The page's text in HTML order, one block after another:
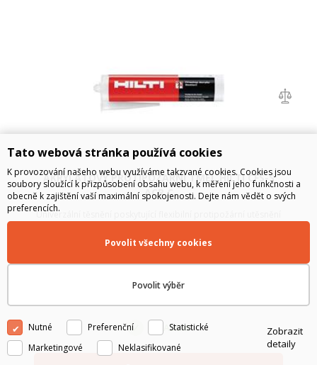
AKRYLATOVY PROTIPOZARNI TMEL HILTI CFS-S
ACR C
Univerzální těsnění poskytující flexibilní protipožární utěsnění
Zdivo, Sádrokarton, Dřevo; Rozsah teplot při aplikaci: 5 - 40
s DPH
SKLADEM
Tato webová stránka používá cookies
K provozování našeho webu využíváme takzvané cookies. Cookies jsou
soubory sloužící k přizpůsobení obsahu webu, k měření jeho funkčnosti a
obecně k zajištění vaší maximální spokojenosti. Dejte nám vědět o svých
preferencích.
Povolit výběr
Povolit všechny cookies
Nutné Preferenční
Statistické
Marketingové
Neklasifikované
Zobrazit
detaily